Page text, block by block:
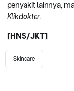
penyakit lainnya,
Klikdokter.
[HNS/JKT]
Skincare